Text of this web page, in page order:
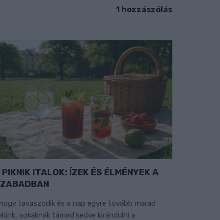
1 hozzászólás
PIKNIK ITALOK: ÍZEK ÉS ÉLMÉNYEK A
tavaszodik és a nap egyre tovább marad
sokaknak támad kedve kirándulni a